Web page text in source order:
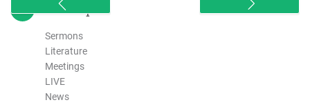
sitemap
Sermons
Literature
Meetings
LIVE
News